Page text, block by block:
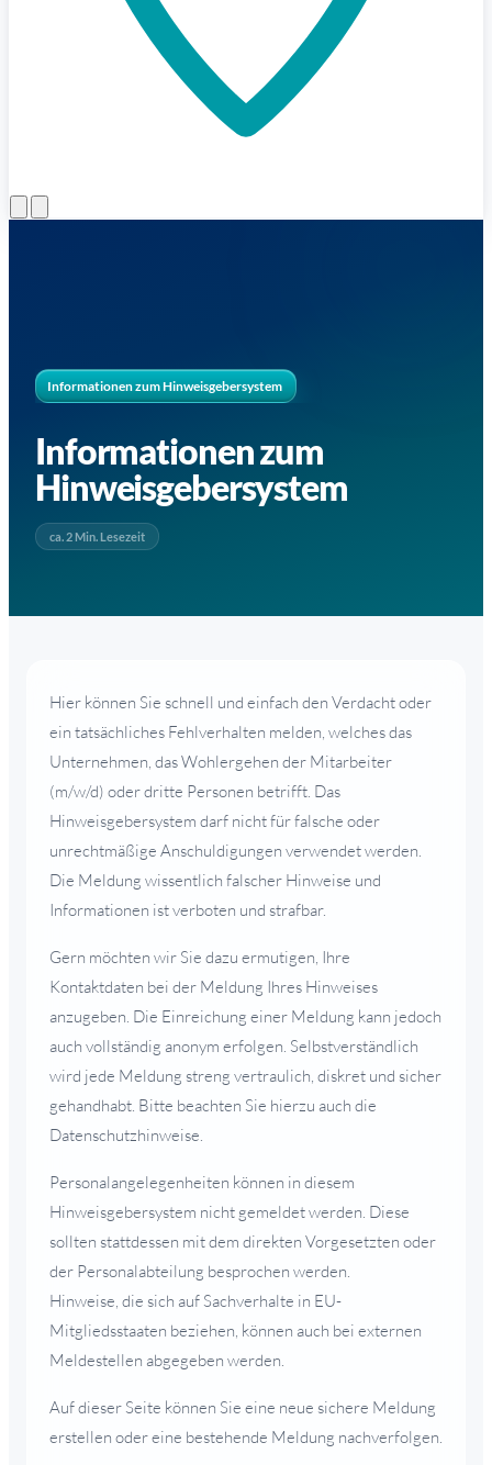
Informationen zum Hinweisgebersystem
Informationen zum
Hinweisgebersystem
ca. 2 Min. Lesezeit
Hier können Sie schnell und einfach den Verdacht oder
ein tatsächliches Fehlverhalten melden, welches das
Unternehmen, das Wohlergehen der Mitarbeiter
(m/w/d) oder dritte Personen betrifft. Das
Hinweisgebersystem darf nicht für falsche oder
unrechtmäßige Anschuldigungen verwendet werden.
Die Meldung wissentlich falscher Hinweise und
Informationen ist verboten und strafbar.
Gern möchten wir Sie dazu ermutigen, Ihre
Kontaktdaten bei der Meldung Ihres Hinweises
anzugeben. Die Einreichung einer Meldung kann jedoch
auch vollständig anonym erfolgen. Selbstverständlich
wird jede Meldung streng vertraulich, diskret und sicher
gehandhabt. Bitte beachten Sie hierzu auch die
Datenschutzhinweise.
Personalangelegenheiten können in diesem
Hinweisgebersystem nicht gemeldet werden. Diese
sollten stattdessen mit dem direkten Vorgesetzten oder
der Personalabteilung besprochen werden.
Hinweise, die sich auf Sachverhalte in EU-
Mitgliedsstaaten beziehen, können auch bei externen
Meldestellen abgegeben werden.
Auf dieser Seite können Sie eine neue sichere Meldung
erstellen oder eine bestehende Meldung nachverfolgen.